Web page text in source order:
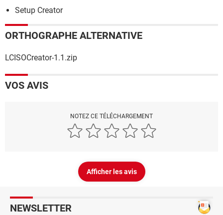
Setup Creator
ORTHOGRAPHE ALTERNATIVE
LCISOCreator-1.1.zip
VOS AVIS
NOTEZ CE TÉLÉCHARGEMENT
Afficher les avis
NEWSLETTER